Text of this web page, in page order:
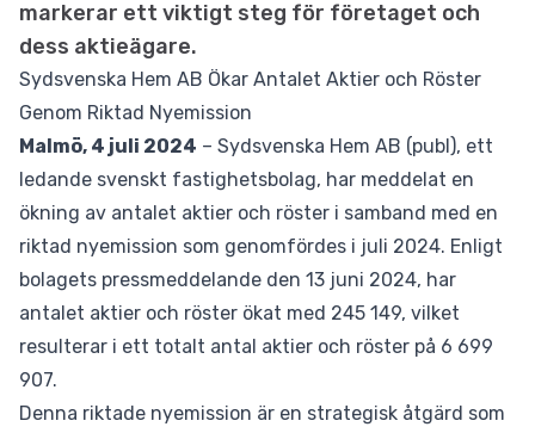
markerar ett viktigt steg för företaget och
dess aktieägare.
Sydsvenska Hem AB Ökar Antalet Aktier och Röster
Genom Riktad Nyemission
Malmö, 4 juli 2024 – Sydsvenska Hem AB (publ), ett
ledande svenskt fastighetsbolag, har meddelat en
ökning av antalet aktier och röster i samband med en
riktad nyemission som genomfördes i juli 2024. Enligt
bolagets pressmeddelande den 13 juni 2024, har
antalet aktier och röster ökat med 245 149, vilket
resulterar i ett totalt antal aktier och röster på 6 699
907.
Denna riktade nyemission är en strategisk åtgärd som